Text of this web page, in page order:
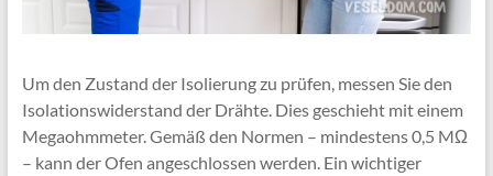
Um den Zustand der Isolierung zu prüfen, messen Sie den
Isolationswiderstand der Drähte. Dies geschieht mit einem
Megaohmmeter. Gemäß den Normen – mindestens 0,5 MΩ
– kann der Ofen angeschlossen werden. Ein wichtiger